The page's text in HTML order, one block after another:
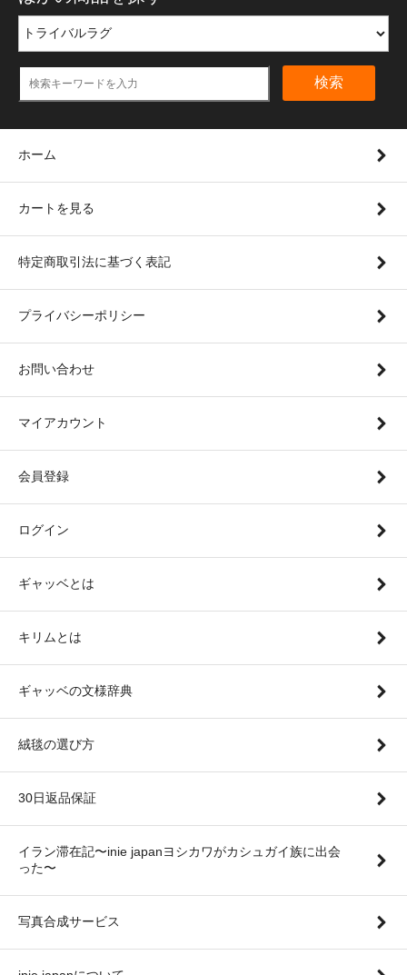
検索
ホーム
カートを見る
特定商取引法に基づく表記
プライバシーポリシー
お問い合わせ
マイアカウント
会員登録
ログイン
ギャッベとは
キリムとは
ギャッベの文様辞典
絨毯の選び方
30日返品保証
イラン滞在記〜inie japanヨシカワがカシュガイ族に出会
った〜
写真合成サービス